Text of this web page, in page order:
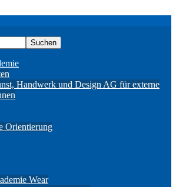
Suchen
Handwerk und Design AG für externe
Orientierung
Wear